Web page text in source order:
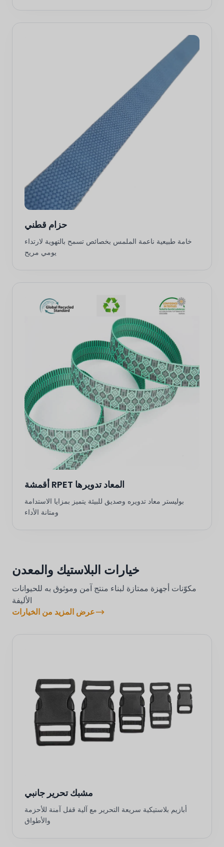
حزام قطني
خامة طبيعية ناعمة الملمس بخصائص تسمح بالتهوية لارتداء
يومي مريح
أقمشة RPET المعاد تدويرها
بوليستر معاد تدويره وصديق للبيئة يتميز بمزايا الاستدامة
ومتانة الأداء
خيارات البلاستيك والمعدن
مكوّنات أجهزة ممتازة لبناء منتج آمن وموثوق به للحيوانات
الأليفة
عرض المزيد من الخيارات
مشبك تحرير جانبي
أبازيم بلاستيكية سريعة التحرير مع آلية قفل آمنة للأحزمة
والأطواق